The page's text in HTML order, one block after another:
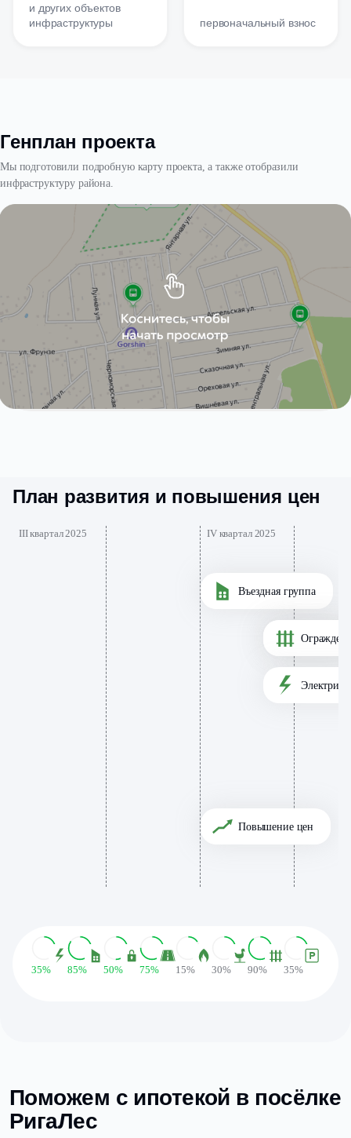
и других объектов
инфраструктуры
первоначальный взнос
Генплан проекта
Мы подготовили подробную карту проекта, а также отобразили
инфраструктуру района.
План развития и повышения цен
III квартал 2025 IV квартал 2025
Въездная группа
Дорога
Повышение цен
35% 85% 50% 75% 15% 30% 90% 35%
Поможем с ипотекой в посёлке
РигаЛес